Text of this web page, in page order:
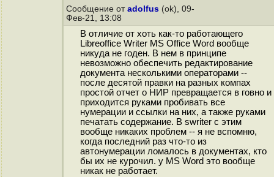
Сообщение от adolfus (ok), 09-
Фев-21, 13:08
В отличие от хоть как-то работающего
Libreoffice Writer MS Office Word вообще
никуда не годен. В нем в принципе
невозможно обеспечить редактирование
документа несколькими операторами --
после десятой правки на разных компах
простой отчет о НИР превращается в говно и
приходится руками пробивать все
нумерации и ссылки на них, а также руками
печатать содержание. В swriter с этим
вообще никаких проблем -- я не вспомню,
когда последний раз что-то из
автонумерации ломалось в документах, кто
бы их не курочил. у MS Word это вообще
никак не работает.